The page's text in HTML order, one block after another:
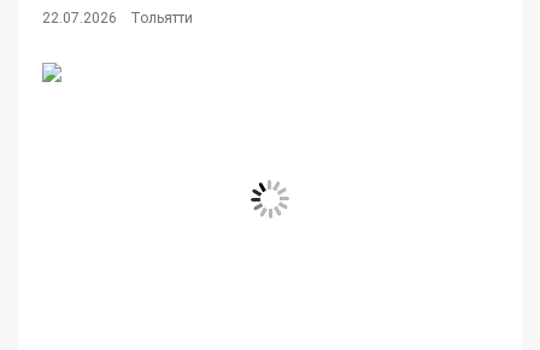
22.07.2026 Тольятти